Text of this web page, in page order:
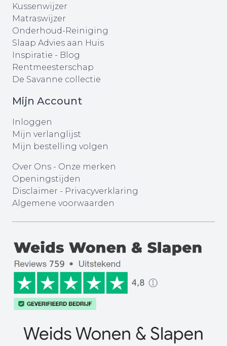
Kussenwijzer
Matraswijzer
Onderhoud-Reiniging
Slaap Advies aan Huis
Inspiratie - Blog
Rentmeesterschap
De Savanne collectie
Mijn Account
Inloggen
Mijn verlanglijst
Mijn bestelling volgen
Over Ons - Onze merken
Openingstijden
Disclaimer - Privacyverklaring
Algemene voorwaarden